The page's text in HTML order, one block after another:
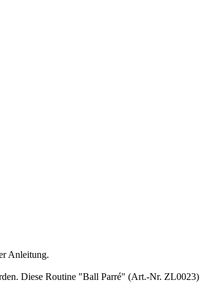
Anleitung.
Diese Routine "Ball Parré" (Art.-Nr. ZL0023)